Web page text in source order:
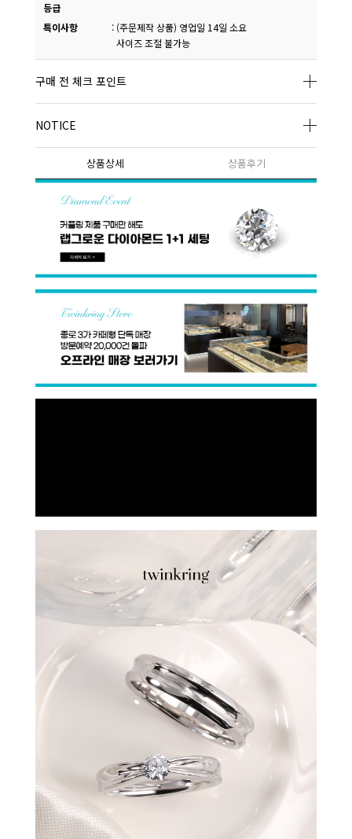
등급
특이사항 : (주문제작 상품) 영업일 14일 소요
사이즈 조절 불가능
구매 전 체크 포인트
NOTICE
상품상세 상품후기